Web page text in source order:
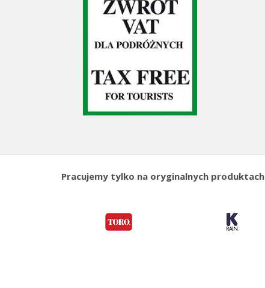
Pracujemy tylko na oryginalnych produktach